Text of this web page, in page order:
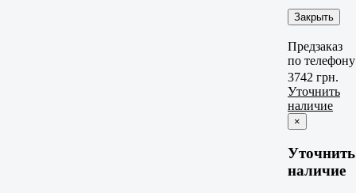
Закрыть
Предзаказ
по телефону
3742 грн.
Уточнить
наличие
×
Уточнить
наличие